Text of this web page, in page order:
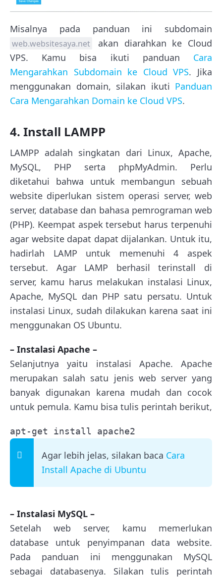
Misalnya pada panduan ini subdomain
web.websitesaya.net
akan diarahkan ke Cloud
VPS. Kamu bisa ikuti panduan Cara
Mengarahkan Subdomain ke Cloud VPS. Jika
menggunakan domain, silakan ikuti Panduan
Cara Mengarahkan Domain ke Cloud VPS.
4. Install LAMPP
LAMPP adalah singkatan dari Linux, Apache,
MySQL, PHP serta phpMyAdmin. Perlu
diketahui bahwa untuk membangun sebuah
website diperlukan sistem operasi server, web
server, database dan bahasa pemrograman web
(PHP). Keempat aspek tersebut harus terpenuhi
agar website dapat dapat dijalankan. Untuk itu,
hadirlah LAMP untuk memenuhi 4 aspek
tersebut. Agar LAMP berhasil terinstall di
server, kamu harus melakukan instalasi Linux,
Apache, MySQL dan PHP satu persatu. Untuk
instalasi Linux, sudah dilakukan karena saat ini
menggunakan OS Ubuntu.
– Instalasi Apache –
Selanjutnya yaitu instalasi Apache. Apache
merupakan salah satu jenis web server yang
banyak digunakan karena mudah dan cocok
untuk pemula. Kamu bisa tulis perintah berikut,
apt-get install apache2
Agar lebih jelas, silakan baca Cara
Install Apache di Ubuntu
– Instalasi MySQL –
Setelah web server, kamu memerlukan
database untuk penyimpanan data website.
Pada panduan ini menggunakan MySQL
sebagai databasenya. Silakan tulis perintah